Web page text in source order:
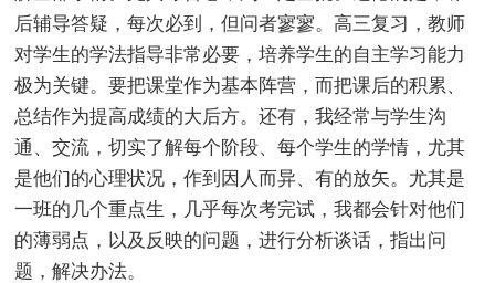
后辅导答疑，每次必到，但问者寥寥。高三复习，教师
对学生的学法指导非常必要，培养学生的自主学习能力
极为关键。要把课堂作为基本阵营，而把课后的积累、
总结作为提高成绩的大后方。还有，我经常与学生沟
通、交流，切实了解每个阶段、每个学生的学情，尤其
是他们的心理状况，作到因人而异、有的放矢。尤其是
一班的几个重点生，几乎每次考完试，我都会针对他们
的薄弱点，以及反映的问题，进行分析谈话，指出问
题，解决办法。